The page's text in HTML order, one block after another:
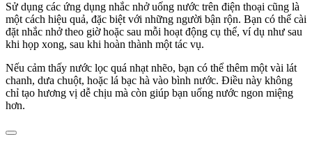
Sử dụng các ứng dụng nhắc nhở uống nước trên điện thoại cũng là
một cách hiệu quả, đặc biệt với những người bận rộn. Bạn có thể cài
đặt nhắc nhở theo giờ hoặc sau mỗi hoạt động cụ thể, ví dụ như sau
khi họp xong, sau khi hoàn thành một tác vụ.
Nếu cảm thấy nước lọc quá nhạt nhẽo, bạn có thể thêm một vài lát
chanh, dưa chuột, hoặc lá bạc hà vào bình nước. Điều này không
chỉ tạo hương vị dễ chịu mà còn giúp bạn uống nước ngon miệng
hơn.